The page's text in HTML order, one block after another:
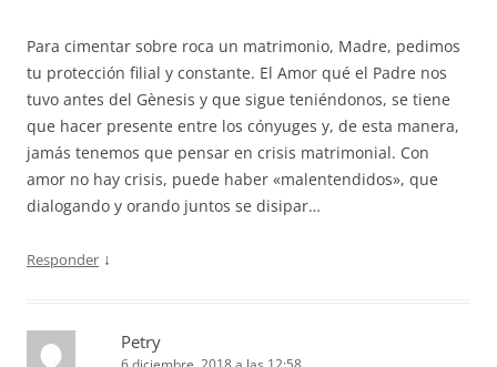
Para cimentar sobre roca un matrimonio, Madre, pedimos
tu protección filial y constante. El Amor qué el Padre nos
tuvo antes del Gènesis y que sigue teniéndonos, se tiene
que hacer presente entre los cónyuges y, de esta manera,
jamás tenemos que pensar en crisis matrimonial. Con
amor no hay crisis, puede haber «malentendidos», que
dialogando y orando juntos se disipar…
Responder ↓
Petry